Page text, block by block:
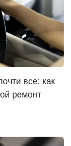
все: как
ремонт